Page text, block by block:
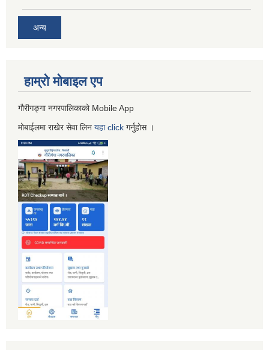
अन्य
हाम्रो माेबाइल एप
गौरीगङ्गा नगरपालिकाको Mobile App
मोबाईलमा राखेर सेवा लिन यहाclick गर्नुहाेस ।